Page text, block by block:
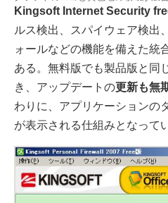
Kingsoft Internet Security
ルス検出、スパイウェア検出
ォールなどの機能を備えた統
ある。無料版でも製品版と同
き、アップデートの更新も無
わりに、アプリケーションの
が表示される仕組みとなって